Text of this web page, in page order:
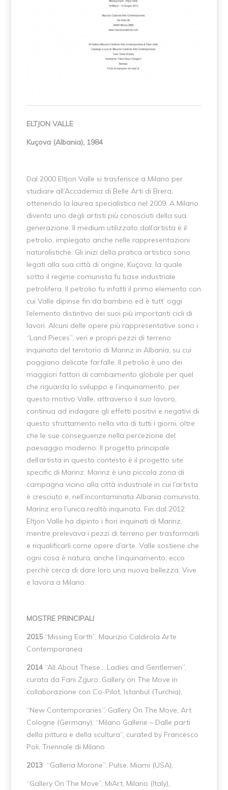
Catalogo Eltjon
ELTJON VALLE
Kuçova (Albania), 1984
Dal 2000 Eltjon Valle si trasferisce a Milano per
studiare all’Accademia di Belle Arti di Brera,
ottenendo la laurea specialistica nel 2009. A Milano
diventa uno degli artisti più conosciuti della sua
generazione. Il medium utilizzato dall’artista è il
petrolio, impiegato anche nelle rappresentazioni
naturalistiche. Gli inizi della pratica artistica sono
legati alla sua città di origine, Kuçova, la quale
sotto il regime comunista fu base industriale
petrolifera. Il petrolio fu infatti il primo elemento con
cui Valle dipinse fin da bambino ed è tutt’ oggi
l’elemento distintivo dei suoi più importanti cicli di
lavori. Alcuni delle opere più rappresentative sono i
“Land Pieces”, veri e propri pezzi di terreno
inquinato del territorio di Marinz in Albania, su cui
poggiano delicate farfalle. Il petrolio è uno dei
maggiori fattori di cambaimento globale per quel
che riguarda lo sviluppo e l’inquinamento, per
questo motivo Valle, attraverso il suo lavoro,
continua ad indagare gli effetti positivi e negativi di
questo sfruttamento nella vita di tutti i giorni, oltre
che le sue conseguenze nella percezione del
paesaggio moderno. Il progetto principale
dell’artista in questo contesto è il progetto site
specific di Marinz. Marinz è una piccola zona di
campagna vicino alla città industriale in cui l’artista
è cresciuto e, nell’incontaminata Albania comunista,
Marinz era l’unica realtà inquinata. Fin dal 2012
Eltjon Valle ha dipinto i fiori inquinati di Marinz,
mentre prelevava i pezzi di terreno per trasformarli
e riqualificarli come opere d’arte. Valle sostiene che
ogni cosa è natura, anche l’inquinamento, ecco
perchè cerca di dare loro una nuova bellezza. Vive
e lavora a Milano.
MOSTRE PRINCIPALI
2015“Missing Earth”, Maurizio Caldirola Arte
Contemporanea
2014 “All About These… Ladies and Gentlemen”,
curata da Fani Zguro, Gallery on The Move in
collaborazione con Co-Pilot, Istanbul (Turchia),
“New Contemporaries”, Gallery On The Move, Art
Cologne (Germany), “Milano Gallerie – Dalle parti
della pittura e della scultura”, curated by Francesco
Poli, Triennale di Milano
2013 “Galleria Morone”, Pulse, Miami (USA),
“Gallery On The Move”, MiArt, Milano (Italy),